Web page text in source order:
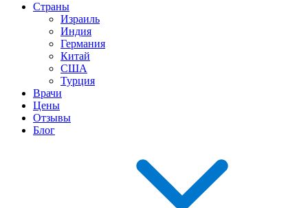
Страны
Израиль
Индия
Германия
Китай
США
Турция
Врачи
Цены
Отзывы
Блог